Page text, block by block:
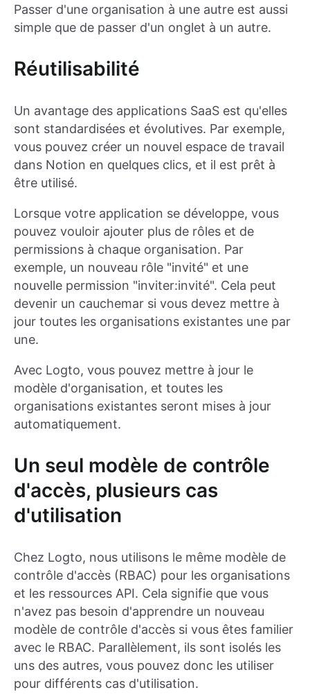
Passer d'une organisation à une autre est aussi
simple que de passer d'un onglet à un autre.
Réutilisabilité
Un avantage des applications SaaS est qu'elles
sont standardisées et évolutives. Par exemple,
vous pouvez créer un nouvel espace de travail
dans Notion en quelques clics, et il est prêt à
être utilisé.
Lorsque votre application se développe, vous
pouvez vouloir ajouter plus de rôles et de
permissions à chaque organisation. Par
exemple, un nouveau rôle "invité" et une
nouvelle permission "inviter:invité". Cela peut
devenir un cauchemar si vous devez mettre à
jour toutes les organisations existantes une par
une.
Avec Logto, vous pouvez mettre à jour le
modèle d'organisation, et toutes les
organisations existantes seront mises à jour
automatiquement.
Un seul modèle de contrôle
d'accès, plusieurs cas
d'utilisation
Chez Logto, nous utilisons le même modèle de
contrôle d'accès (RBAC) pour les organisations
et les ressources API. Cela signifie que vous
n'avez pas besoin d'apprendre un nouveau
modèle de contrôle d'accès si vous êtes familier
avec le RBAC. Parallèlement, ils sont isolés les
uns des autres, vous pouvez donc les utiliser
pour différents cas d'utilisation.